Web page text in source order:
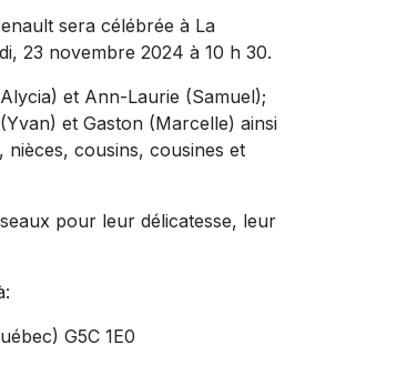
sera célébrée à La
23 novembre 2024 à 10 h 30.
et Ann-Laurie (Samuel);
et Gaston (Marcelle) ainsi
cousins, cousines et
pour leur délicatesse, leur
G5C 1E0